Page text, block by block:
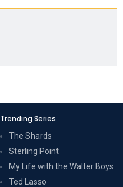
Trending Series
The Shards
Sterling Point
My Life with the Walter Boys
Ted Lasso